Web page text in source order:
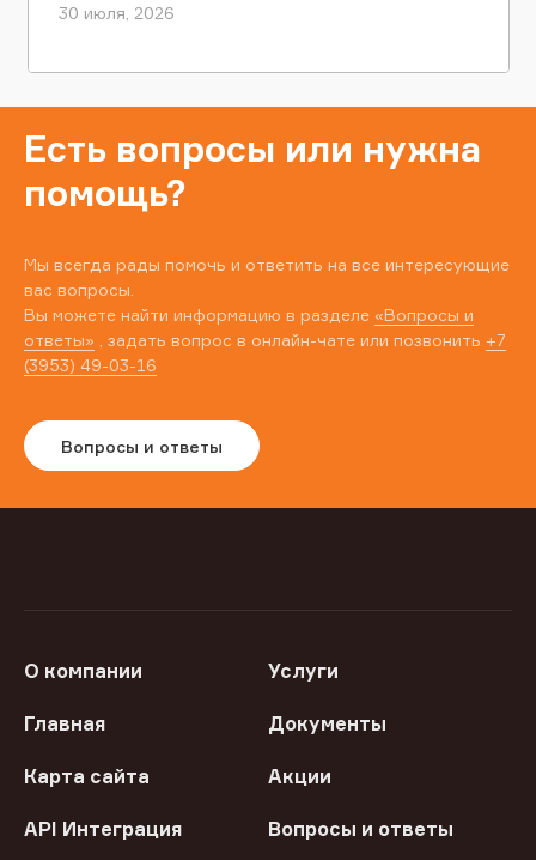
30 июля, 2026
Есть вопросы или нужна
помощь?
Мы всегда рады помочь и ответить на все интересующие
вас вопросы.
Вы можете найти информацию в разделе «Вопросы и
ответы» , задать вопрос в онлайн-чате или позвонить +7
(3953) 49-03-16
Вопросы и ответы
О компании Услуги
Главная Документы
Карта сайта Акции
API Интеграция Вопросы и ответы